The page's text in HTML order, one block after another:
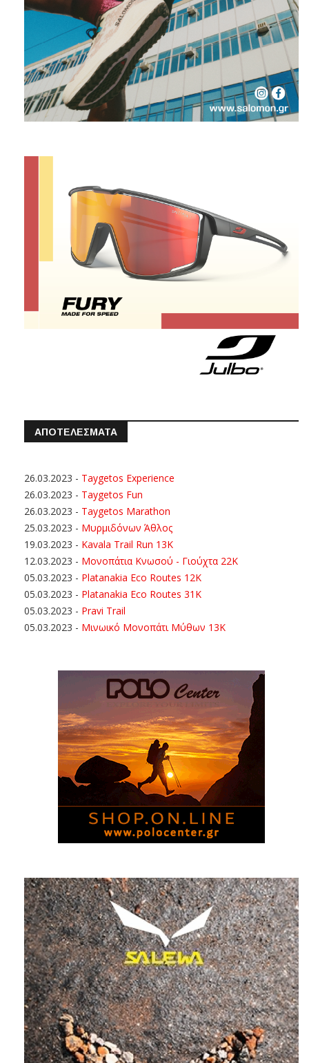
ΑΠΟΤΕΛΕΣΜΑΤΑ
26.03.2023 - Taygetos Experience
26.03.2023 - Taygetos Fun
26.03.2023 - Taygetos Marathon
25.03.2023 - Μυρμιδόνων Άθλος
19.03.2023 - Kavala Trail Run 13K
12.03.2023 - Μονοπάτια Κνωσού - Γιούχτα 22Κ
05.03.2023 - Platanakia Eco Routes 12K
05.03.2023 - Platanakia Eco Routes 31K
05.03.2023 - Pravi Trail
05.03.2023 - Μινωικό Μονοπάτι Μύθων 13Κ